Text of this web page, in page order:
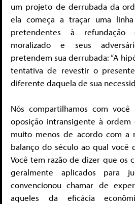
um projeto de derrubada da
ela começa a traçar uma
pretendentes à
moralizado e seus
pretendem sua derrubada: “A
tentativa de revestir o
diferente daquela de sua
Nós compartilhamos com você
oposição intransigente à ordem
muito menos de acordo com a
balanço do século ao qual você
Você tem razão de dizer que os
geralmente aplicados para
convencionou chamar de
aqueles da eficácia